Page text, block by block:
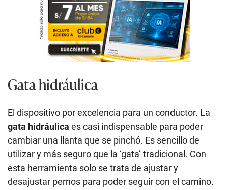
Gata hidráulica
El dispositivo por excelencia para un conductor. La
gata hidráulica es casi indispensable para poder
cambiar una llanta que se pinchó. Es sencillo de
utilizar y más seguro que la ‘gata’ tradicional. Con
esta herramienta solo se trata de ajustar y
desajustar pernos para poder seguir con el camino.